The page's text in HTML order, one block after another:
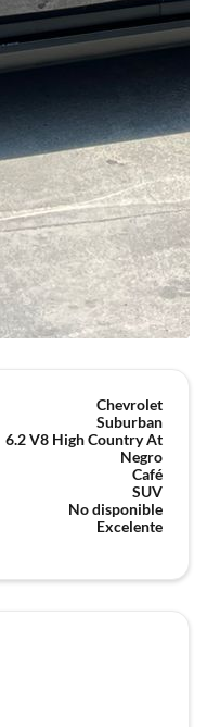
Chevrolet
Suburban
6.2 V8 High Country At
Negro
Café
SUV
No disponible
Excelente